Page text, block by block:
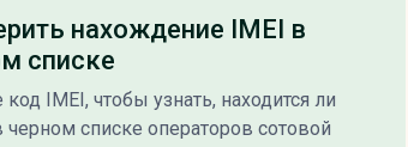
нахождение IMEI в
списке
код IMEI, чтобы узнать, находится ли
черном списке операторов сотовой